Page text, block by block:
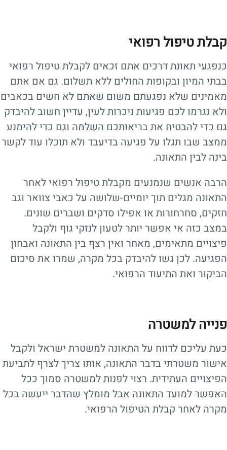
קבלת טיפול רפואי
כנפגעי תאונת דרכים אתם זכאים לקבלת טיפול רפואי
בבתי המיון ובקופות החולים ללא תשלום. גם אם אתם
מאמינים שלא נפגעתם משום שאתם לא חשים בכאבים
ולא נגרמו לכם פגיעות ניכרות לעין, עדיין חשוב להיבדק
גם כדי להבטיח את בריאותכם השלמה וגם כדי להימנע
ממצב שבו תגלו על פגיעה בדיעבד ולא תוכלו עוד לקשר
בינה לבין התאונה.
הרבה אנשים שנמנעים מקבלת טיפול רפואי לאחר
התאונה מגלים תוך יומיים-שלושה על כאבי צוואר וגב
חזקים, סחרחורות או אפילו סדקים ושברים שונים.
במצב כזה אי אפשר יותר לטעון לנזקי גוף ולקבל
פיצויים מתאימים, מאחר ואין רצף בין התאונה ואבחון
הפגיעה. לכן גשו להיבדק בכל מקרה, שמרו את סיכום
הביקור ואת התיעוד הרפואי.
פנייה למשטרה
כעת עליכם לדווח על התאונה למשטרת ישראל ולקבל
אישור משטרתי בדבר התאונה, אותו צריך לצרף לתביעת
הפיצויים העתידית. רצוי לפנות למשטרה סמוך ככל
האפשר למועד התאונה אבל מומלץ שהדבר ייעשה בכל
מקרה לאחר קבלת הטיפול הרפואי.